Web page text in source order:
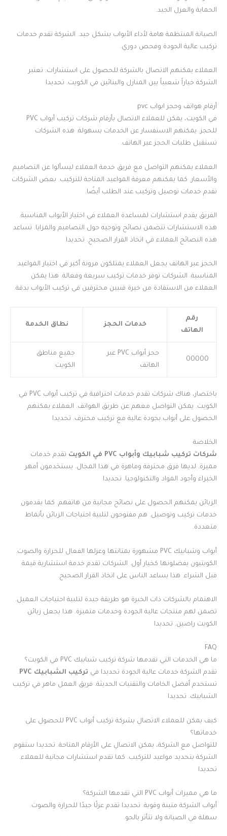
الحماية والعزل الجيد.
الصيانة المنتظمة هامة لأداء الأبواب بشكل جيد. الشركة تقدم خدمات
تركيب عالية الجودة وفحص دوري.
العملاء يمكنهم الاتصال بالشركة للحصول على استشارات. تعتبر
الشركة خياراً شعبياً بين المنازل والبنائين في الكويت. تحديدا
أرقام هواتف وحجز ابواب pvc
في الكويت، يمكن للعملاء الاتصال بأرقام شركات تركيب أبواب PVC
للحجز. يمكنهم الاستفسار عن الخدمات بسهولة. هذه الشركات
تستقبل طلبات الحجز عبر الهاتف.
العملاء يمكنهم التواصل مع فريق خدمة العملاء ليسألوا عن التصاميم
والأسعار. كما يمكنهم معرفة المواعيد المتاحة للتركيب. بعض الشركات
تقدم خدمات توصيل وتركيب عند الطلب أيضًا.
الفريق يقدم استشارات لمساعدة العملاء في اختيار الأبواب المناسبة.
هذه الاستشارات تتضمن نصائح وتوجيه حول التصاميم والمزايا. تساعد
هذه النصائح العملاء في اتخاذ القرار الصحيح. تحديدا
الحجز عبر الهاتف يجعل العملاء يمتلكون مرونة أكبر في اختيار المواعيد
المناسبة. الشركات توفر خدمات تركيب سريعة وفعالة. هذا يمكن
العملاء من الاستفادة من خبرة فنيين محترفين في تركيب الأبواب بدقة.
رقم
الهاتف
خدمات الحجز نطاق الخدمة
00000
حجز أبواب PVC عبر
الهاتف
جميع مناطق
الكويت
باختصار، هناك شركات تقدم خدمات احترافية في تركيب أبواب PVC في
الكويت. يمكن التواصل معهم عن طريق الهواتف. العملاء يمكنهم
الحصول على أبواب بجودة عالية مع تركيب محترف. تحديدا
الخلاصة
شركات تركيب شبابيك وأبواب PVC في الكويت
تقدم خدمات
مميزة. لديها فرق محترفة وماهرة في هذا المجال. يستخدمون أمهر
الخبراء وأجود المواد والتكنولوجيا. تحديدا
الزبائن يمكنهم الحصول على نصائح مجانية من هاتفهم. كما يقدمون
خدمات تركيب وتوصيل. هم مفتوحون لتلبية احتياجات الزبائن بأنماط
متعددة.
أبواب وشبابيك PVC مشهورة بمتانتها وعزلها الفعال للحرارة والصوت.
الكويتيون يفضلونها كخيار أول. الشركات تقدم خدمة استشارية قيمة
قبل الشراء. هذا يساعد الناس على اتخاذ القرار الصحيح.
الاهتمام بالشركات ذات الخبرة هو طريقة جيدة لتلبية احتياجات العميل.
تضمن لهم منتجات عالية الجودة وخدمات متميزة. هذا يجعل زبائن
الكويت راضين. تحديدا
FAQ
ما هي الخدمات التي تقدمها شركة تركيب شبابيك PVC في الكويت؟
تقدم الشركة خدمات عالية الجودة تحديدا في تركيب الشبابيك PVC
.
تستخدم أفضل الخامات والتقنيات الحديثة. فريق العمل ماهر في تركيب
الشبابيك. تحديدا
كيف يمكن للعملاء الاتصال بشركة تركيب أبواب PVC للحصول على
خدماتها؟
للتواصل مع الشركة، يمكن الاتصال على الأرقام المتاحة. تحديدا ستقوم
الشركة بتحديد مواعيد للتركيب. كما تقدم استشارات مجانية للعملاء.
تحديدا
ما هي مميزات أبواب PVC التي تقدمها الشركة؟
أبواب الشركة متينة وقوية. تحديدا تقدم عزلًا جيدًا للحرارة والصوت.
سهلة في الصيانة ولا تتأثر بالجو.